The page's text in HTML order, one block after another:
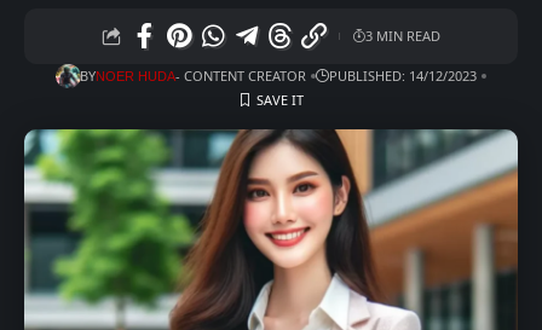
BYNOER HUDA- CONTENT CREATOR PUBLISHED: 14/12/2023
3 MIN READ